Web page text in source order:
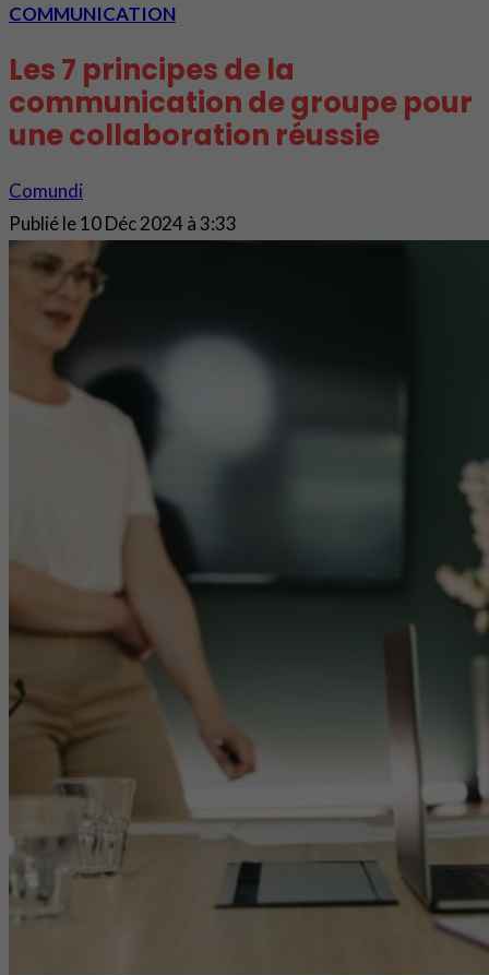
COMMUNICATION
Les 7 principes de la
communication de groupe pour
une collaboration réussie
Comundi
Publié le10 Déc 2024 à 3:33